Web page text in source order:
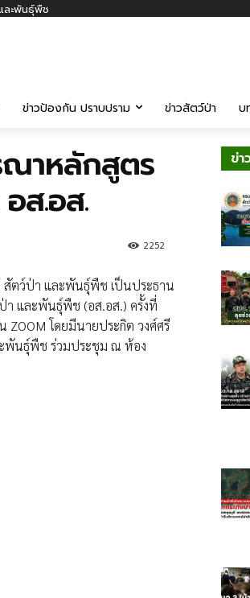
ละพันธุ์พืช
ข่าวป้องกัน ปราบปราม ข่าวสัตว์ป่า บ
ณาหลักสูตร
ส.อส.
2252
ตว์ป่า และพันธุ์พืช เป็นประธาน
า และพันธุ์พืช (อส.อส.) ครั้งที่
ZOOM โดยมีนายประกิต วงศ์ศรี
พันธุ์พืช ร่วมประชุม ณ ห้อง
ข่า